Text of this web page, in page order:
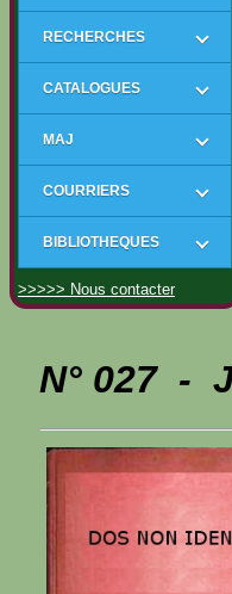
RECHERCHES
CATALOGUES
MAJ
COURRIERS
BIBLIOTHEQUES
>>>>> Nous contacter
N° 027 -